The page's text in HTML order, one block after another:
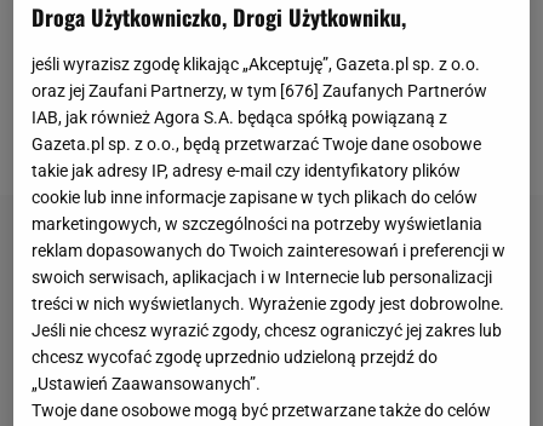
depcze mu po piętach Sławomir Nowak z PO.
Olejniczaknadal cieszy się powodzeniem u płci
przeciwnej i nie żałuje sesji dla "Wprost", w której
pokazał klatę.
Droga Użytkowniczko, Drogi Użytkowniku,
jeśli wyrazisz zgodę klikając „Akceptuję”, Gazeta.pl sp. z o.o.
oraz jej Zaufani Partnerzy, w tym [676] Zaufanych Partnerów
IAB, jak również Agora S.A. będąca spółką powiązaną z
Gazeta.pl sp. z o.o., będą przetwarzać Twoje dane osobowe
takie jak adresy IP, adresy e-mail czy identyfikatory plików
cookie lub inne informacje zapisane w tych plikach do celów
marketingowych, w szczególności na potrzeby wyświetlania
reklam dopasowanych do Twoich zainteresowań i preferencji w
swoich serwisach, aplikacjach i w Internecie lub personalizacji
treści w nich wyświetlanych. Wyrażenie zgody jest dobrowolne.
Jeśli nie chcesz wyrazić zgody, chcesz ograniczyć jej zakres lub
chcesz wycofać zgodę uprzednio udzieloną przejdź do
„Ustawień Zaawansowanych”.
Twoje dane osobowe mogą być przetwarzane także do celów